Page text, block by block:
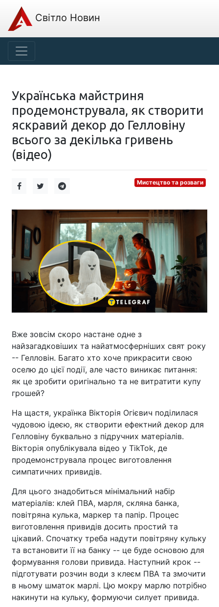
Світло Новин
Українська майстриня
продемонструвала, як створити
яскравий декор до Гелловіну
всього за декілька гривень
(відео)
Мистецтво та розваги
Вже зовсім скоро настане одне з
найзагадковіших та найатмосферніших свят року
-- Гелловін. Багато хто хоче прикрасити свою
оселю до цієї події, але часто виникає питання:
як це зробити оригінально та не витратити купу
грошей?
На щастя, українка Вікторія Огієвич поділилася
чудовою ідеєю, як створити ефектний декор для
Гелловіну буквально з підручних матеріалів.
Вікторія опублікувала відео у TikTok, де
продемонструвала процес виготовлення
симпатичних привидів.
Для цього знадобиться мінімальний набір
матеріалів: клей ПВА, марля, скляна банка,
повітряна кулька, маркер та папір. Процес
виготовлення привидів досить простий та
цікавий. Спочатку треба надути повітряну кульку
та встановити її на банку -- це буде основою для
формування голови привида. Наступний крок --
підготувати розчин води з клеєм ПВА та змочити
в ньому шматок марлі. Цю мокру марлю потрібно
накинути на кульку, формуючи силует привида.